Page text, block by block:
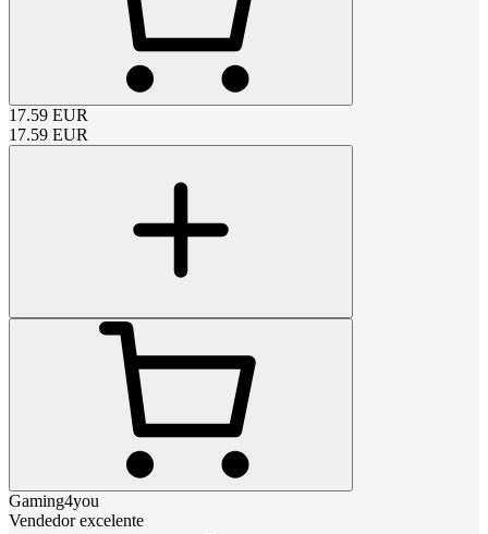
17.59 EUR
17.59 EUR
Gaming4you
Vendedor excelente